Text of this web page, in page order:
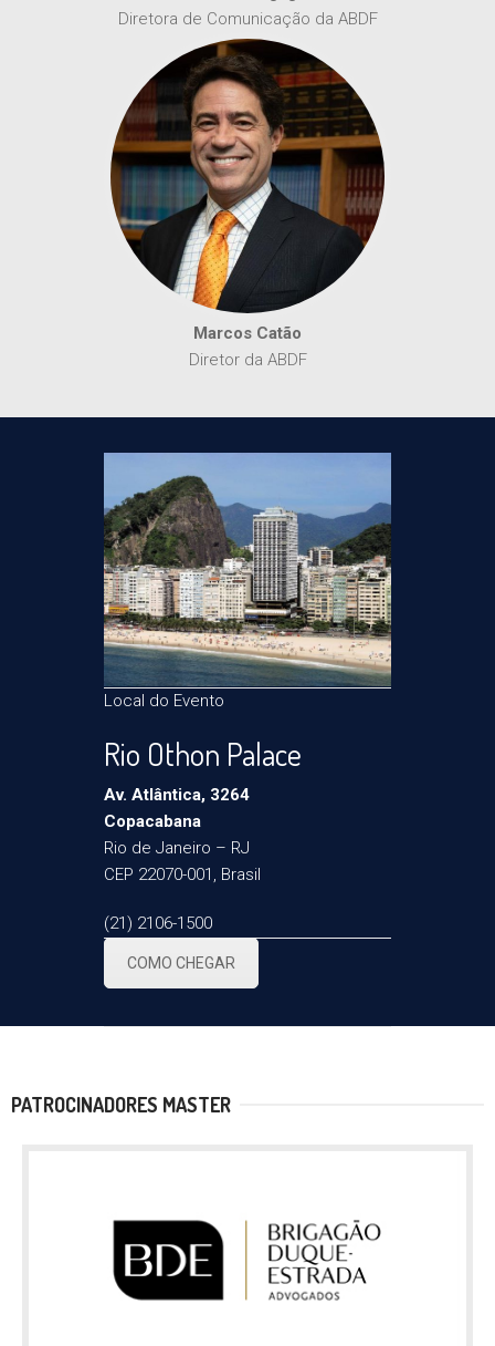
Diretora de Comunicação da ABDF
Marcos Catão
Diretor da ABDF
Local do Evento
Rio Othon Palace
Av. Atlântica, 3264
Copacabana
Rio de Janeiro – RJ
CEP 22070-001, Brasil
(21) 2106-1500
COMO CHEGAR
PATROCINADORES MASTER